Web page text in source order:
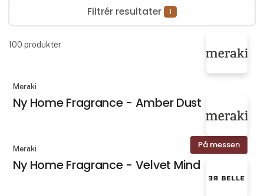
Filtrér resultater 1
100 produkter
Meraki
Ny Home Fragrance - Amber Dust
På messen
Meraki
Ny Home Fragrance - Velvet Mind